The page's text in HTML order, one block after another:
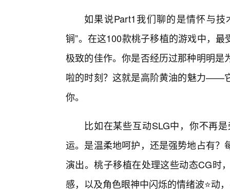
如果说Part1我们聊的是情怀与
锏”。在这100款桃子移植的游戏中，最
极致的佳作。你是否经历过那种明明
啦的时刻？这就是高阶黄油的魅力——
你。
比如在某些互动SLG中，你不再
运。是温柔地呵护，还是强势地占有
演出。桃子移植在处理这些动态CG时
感，以及角色眼神中闪烁的情绪波⭐动